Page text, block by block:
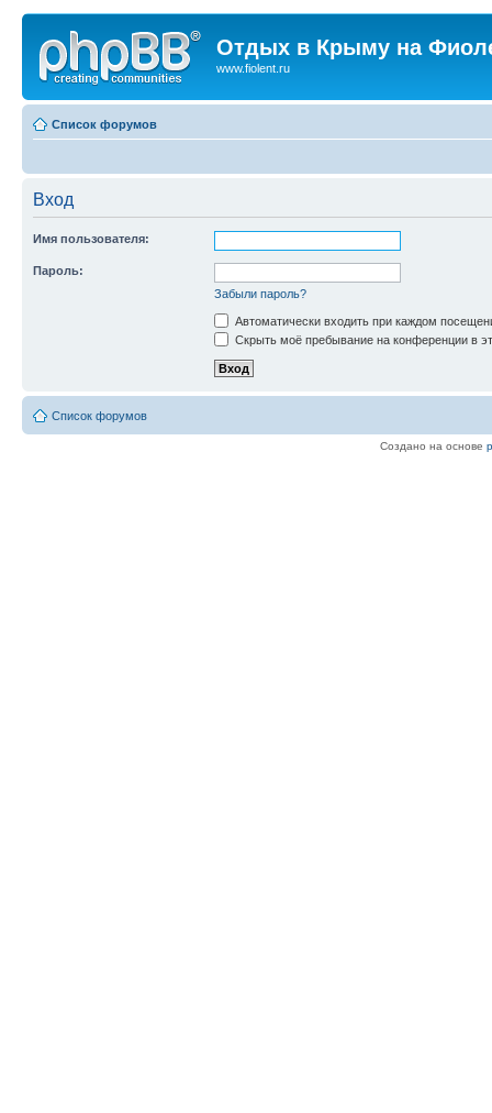
Отдых в Крыму на
www.fiolent.ru
Список форумов
Вход
Имя пользователя:
Пароль:
Забыли пароль?
Автоматически входить при каждом
Скрыть моё пребывание на конференции в
Список форумов
Создано на основе